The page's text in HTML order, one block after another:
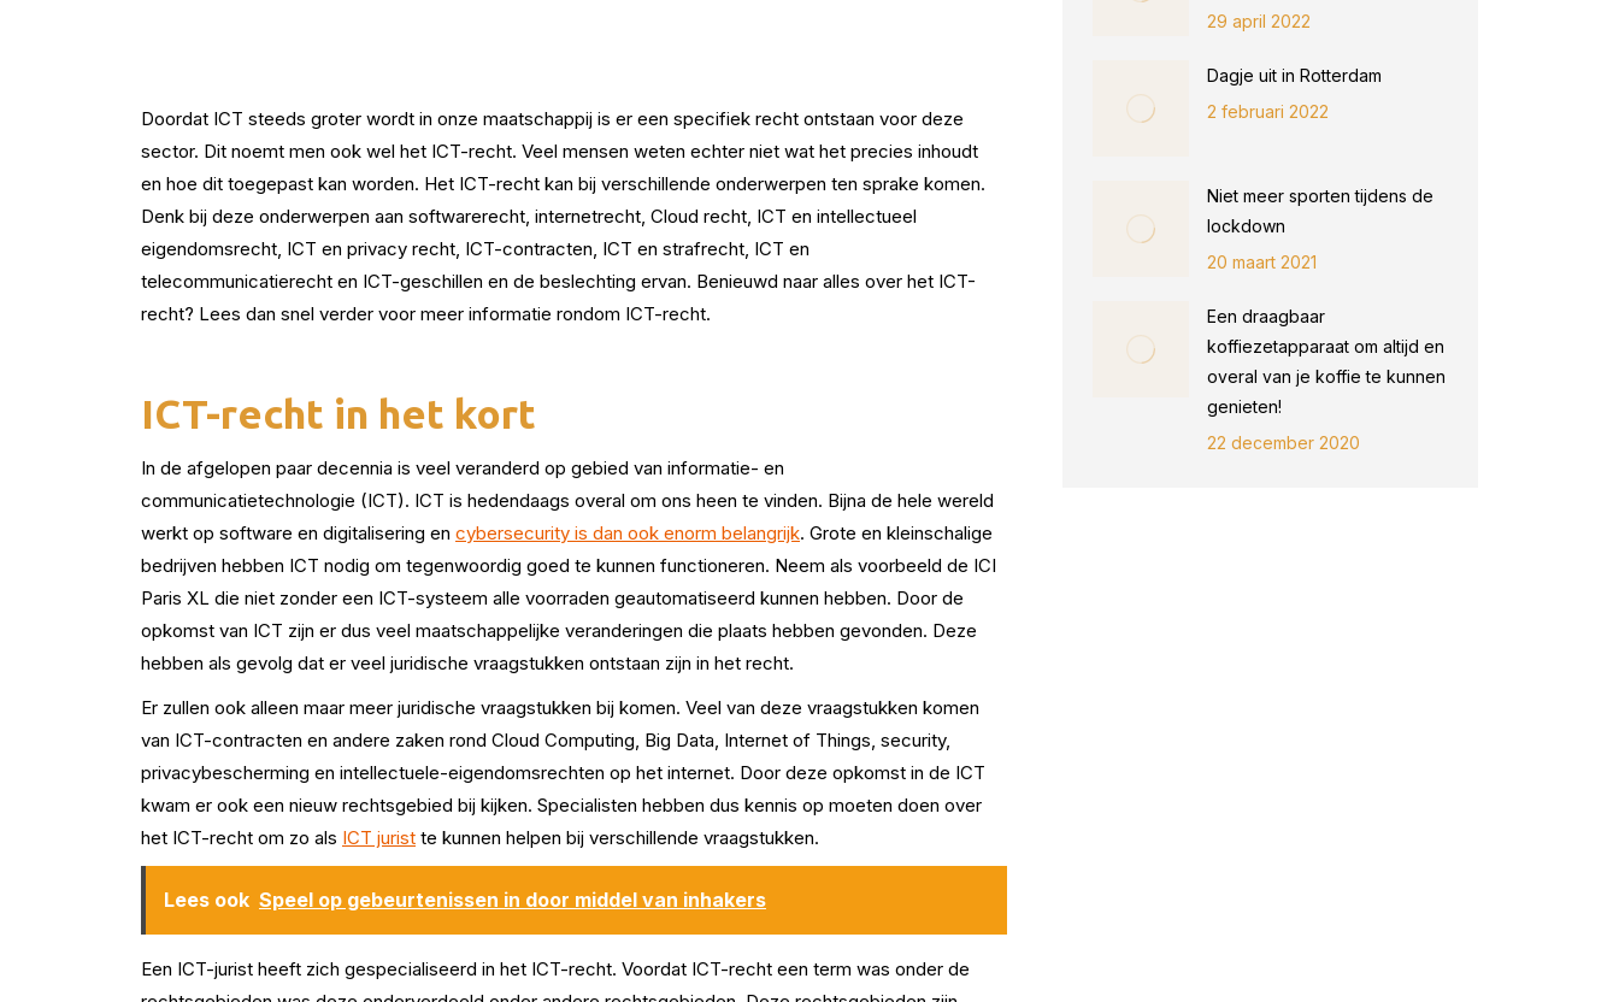
Doordat ICT steeds groter wordt in onze maatschappij is er een specifiek recht ontstaan voor deze
sector. Dit noemt men ook wel het ICT-recht. Veel mensen weten echter niet wat het precies inhoudt
en hoe dit toegepast kan worden. Het ICT-recht kan bij verschillende onderwerpen ten sprake komen.
Denk bij deze onderwerpen aan softwarerecht, internetrecht, Cloud recht, ICT en intellectueel
eigendomsrecht, ICT en privacy recht, ICT-contracten, ICT en strafrecht, ICT en
telecommunicatierecht en ICT-geschillen en de beslechting ervan. Benieuwd naar alles over het ICT-
recht? Lees dan snel verder voor meer informatie rondom ICT-recht.
ICT-recht in het kort
In de afgelopen paar decennia is veel veranderd op gebied van informatie- en
communicatietechnologie (ICT). ICT is hedendaags overal om ons heen te vinden. Bijna de hele wereld
werkt op software en digitalisering en cybersecurity is dan ook enorm belangrijk. Grote en kleinschalige
bedrijven hebben ICT nodig om tegenwoordig goed te kunnen functioneren. Neem als voorbeeld de ICI
Paris XL die niet zonder een ICT-systeem alle voorraden geautomatiseerd kunnen hebben. Door de
opkomst van ICT zijn er dus veel maatschappelijke veranderingen die plaats hebben gevonden. Deze
hebben als gevolg dat er veel juridische vraagstukken ontstaan zijn in het recht.
Er zullen ook alleen maar meer juridische vraagstukken bij komen. Veel van deze vraagstukken komen
van ICT-contracten en andere zaken rond Cloud Computing, Big Data, Internet of Things, security,
privacybescherming en intellectuele-eigendomsrechten op het internet. Door deze opkomst in de ICT
kwam er ook een nieuw rechtsgebied bij kijken. Specialisten hebben dus kennis op moeten doen over
het ICT-recht om zo als ICT jurist te kunnen helpen bij verschillende vraagstukken.
Lees ook Speel op gebeurtenissen in door middel van inhakers
Een ICT-jurist heeft zich gespecialiseerd in het ICT-recht. Voordat ICT-recht een term was onder de
29 april 2022
Dagje uit in Rotterdam
2 februari 2022
Niet meer sporten tijdens de
lockdown
20 maart 2021
Een draagbaar
koffiezetapparaat om altijd en
overal van je koffie te kunnen
genieten!
22 december 2020